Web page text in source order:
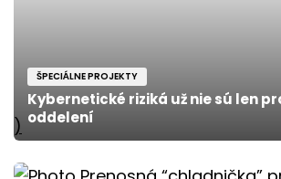
)
ŠPECIÁLNE PROJEKTY
Kybernetické riziká už nie sú len
oddelení